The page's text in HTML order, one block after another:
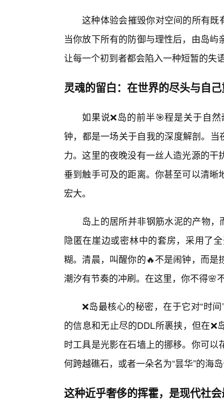
这种体验会摧毁你对空间的所有既
当你放下所有的防御与理性后，由岛
让每一个初到者都会陷入一种短暂的失
灵魂的留白：在世界的尽头与自
如果说❌岛的前半🎯程是关于自
钟，都是一场关于自我的深度解剖。
力。这里的夜晚没有一丝人造光源的
垂到触手可及的距离。你甚至可以清
宏大。
岛上的居所并非钢筋水泥的产物
隐匿在崖边或密林中的套房，采用了
糊。清晨，叫醒你的🔥不是闹钟，而
潮汐有节奏的冲刷。在这里，你不得🌸
❌岛最核心的秘密，在于它对“时
的信息和无止尽的DDL所裹挟，但在
时工具是光影在石墙上的挪移。你可
何跨越礁石，或者一朵名为“昙华”的海
这种近乎奢侈的挥霍，是现代社